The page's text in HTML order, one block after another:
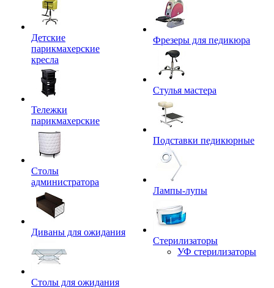
Детские
парикмахерские
кресла
Тележки
парикмахерские
Столы
администратора
Диваны для ожидания
Столы для ожидания
Фрезеры для педикюра
Стулья мастера
Подставки педикюрные
Лампы-лупы
Стерилизаторы
УФ стерилизаторы